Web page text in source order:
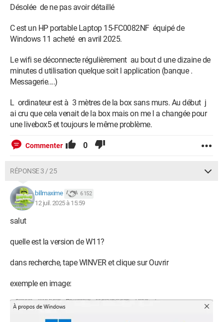
Désolée de ne pas avoir détaillé
C est un HP portable Laptop 15-FC0082NF équipé de
Windows 11 acheté en avril 2025.
Le wifi se déconnecte régulièrement au bout d une dizaine de
minutes d utilisation quelque soit l application (banque .
Messagerie....)
L ordinateur est à 3 mètres de la box sans murs. Au début j
ai cru que cela venait de la box mais on me l a changée pour
une livebox5 et toujours le même problème.
Commenter 0
RÉPONSE 3 / 25
billmaxime 6 152
12 juil. 2025 à 15:59
salut
quelle est la version de W11?
dans recherche, tape WINVER et clique sur Ouvrir
exemple en image: